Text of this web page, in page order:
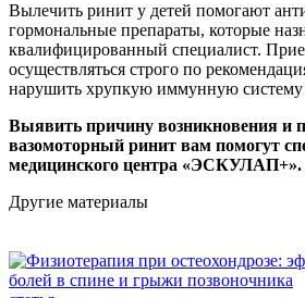
Вылечить ринит у детей помогают
гормональные препараты, которые
квалифицированный специалист.
осуществляться строго по
нарушить хрупкую иммунную систему
Выявить причину возникновения и
вазомоторный ринит вам помогут
медицинского центра «ЭСКУЛАП+».
Другие материалы